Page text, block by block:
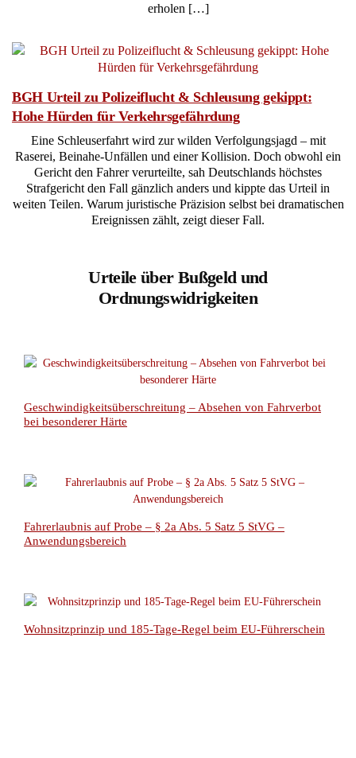
erholen […]
BGH Urteil zu Polizeiflucht & Schleusung gekippt:
Hohe Hürden für Verkehrsgefährdung
Eine Schleuserfahrt wird zur wilden Verfolgungsjagd – mit
Raserei, Beinahe-Unfällen und einer Kollision. Doch obwohl ein
Gericht den Fahrer verurteilte, sah Deutschlands höchstes
Strafgericht den Fall gänzlich anders und kippte das Urteil in
weiten Teilen. Warum juristische Präzision selbst bei dramatischen
Ereignissen zählt, zeigt dieser Fall.
Urteile über Bußgeld und
Ordnungswidrigkeiten
Geschwindigkeitsüberschreitung – Absehen von Fahrverbot
bei besonderer Härte
Fahrerlaubnis auf Probe – § 2a Abs. 5 Satz 5 StVG –
Anwendungsbereich
Wohnsitzprinzip und 185-Tage-Regel beim EU-Führerschein